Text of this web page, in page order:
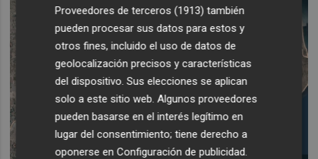
Proveedores de terceros (1913) también
pueden procesar sus datos para estos y
otros fines, incluido el uso de datos de
geolocalización precisos y características
del dispositivo. Sus elecciones se aplican
solo a este sitio web. Algunos proveedores
pueden basarse en el interés legítimo en
lugar del consentimiento; tiene derecho a
oponerse enConfiguración de publicidad.